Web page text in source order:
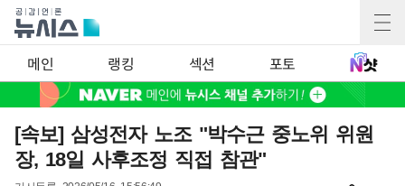
메인 랭킹 섹션 포토
[속보] 삼성전자 노조 "박수근 중노위 위원
장, 18일 사후조정 직접 참관"